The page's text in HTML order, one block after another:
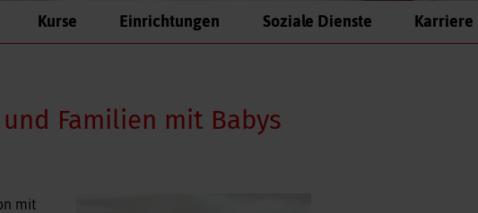
Kurse Einrichtungen Soziale Dienste Karriere
Familien mit Babys
mit